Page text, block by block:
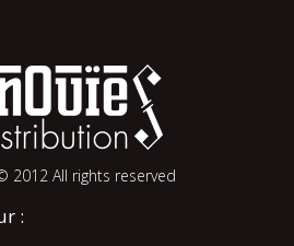
2012 All rights reserved
: